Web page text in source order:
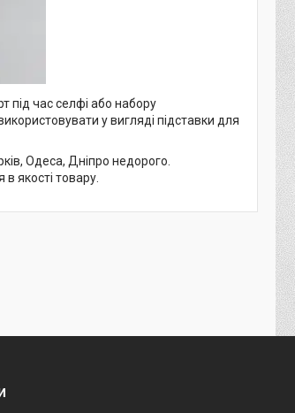
під час селфі або набору
у вигляді підставки для
Одеса, Дніпро недорого.
якості товару.